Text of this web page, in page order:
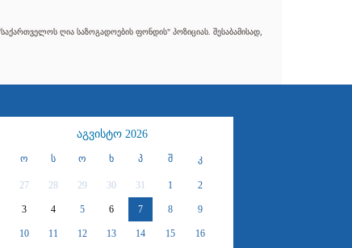
ღია საზოგადოების ფონდის" პოზიციას. შესაბამისად,
აგვისტო 2026
ო ს ო ხ პ შ კ
27 28 29 30 31 1 2
3 4 5 6 7 8 9
10 11 12 13 14 15 16